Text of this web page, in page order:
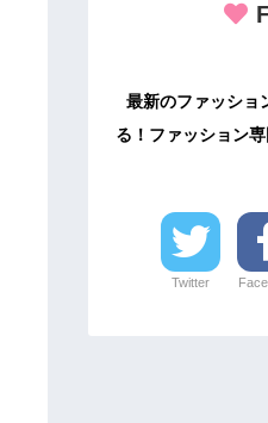
最新のファッショ
る！ファッション
Twitter